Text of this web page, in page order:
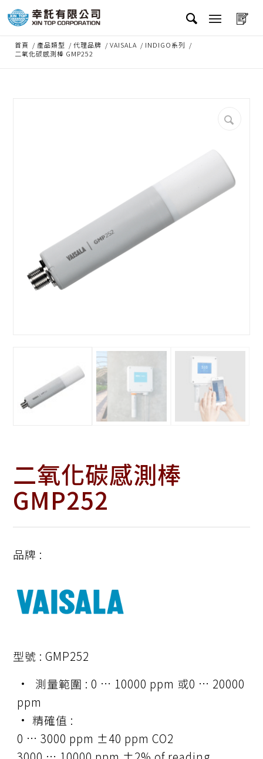
首頁 / 產品類型 / 代理品牌 / VAISALA / INDIGO系列 /
二氧化碳感測棒 GMP252
二氧化碳感測棒
GMP252
品牌 :
型號 :GMP252
• 測量範圍 : 0 … 10000 ppm 或0 … 20000
ppm
• 精確值 :
0 … 3000 ppm ±40 ppm CO2